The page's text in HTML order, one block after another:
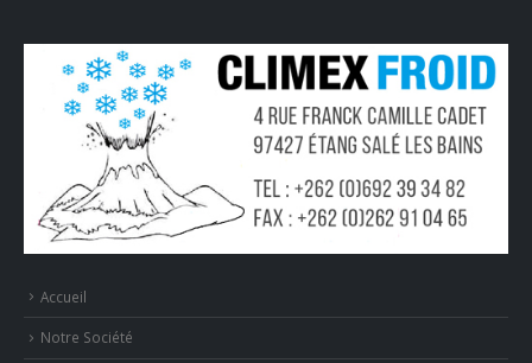
Accueil
Notre Société